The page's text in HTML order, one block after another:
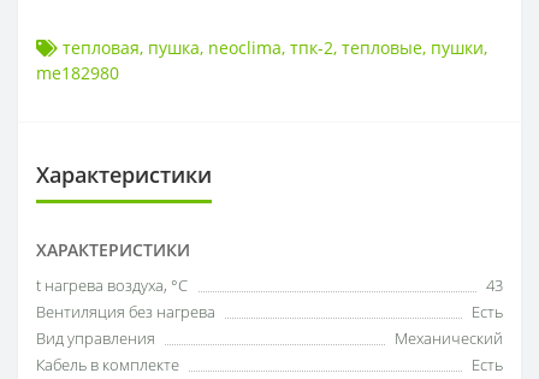
тепловая, пушка, neoclima, тпк-2, тепловые, пушки,
me182980
Характеристики
ХАРАКТЕРИСТИКИ
t нагрева воздуха, °С
43
Вентиляция без нагрева
Есть
Вид управления
Механический
Кабель в комплекте
Есть